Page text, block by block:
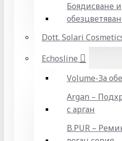
Боядисване и
Dott. Solari
Echosline
Volume-За
Argan –
с арган
B.PUR –